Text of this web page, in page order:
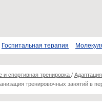
Госпитальная терапия
и спортивная тренировка /
тренировочных занятий в